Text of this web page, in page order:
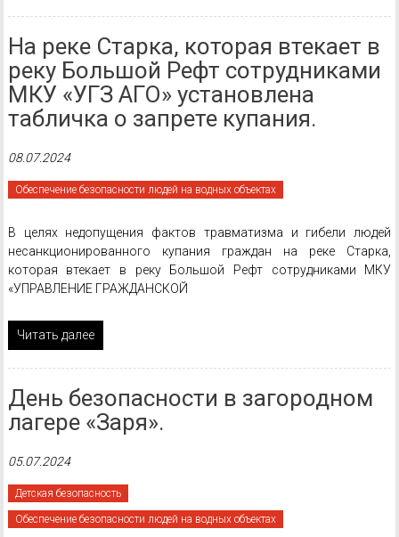
На реке Старка, которая втекает в
реку Большой Рефт сотрудниками
МКУ «УГЗ АГО» установлена
табличка о запрете купания.
08.07.2024
Обеспечение безопасности людей на водных объектах
В целях недопущения фактов травматизма и гибели людей
несанкционированного купания граждан на реке Старка,
которая втекает в реку Большой Рефт сотрудниками МКУ
«УПРАВЛЕНИЕ ГРАЖДАНСКОЙ
Читать далее
День безопасности в загородном
лагере «Заря».
05.07.2024
Детская безопасность
Обеспечение безопасности людей на водных объектах